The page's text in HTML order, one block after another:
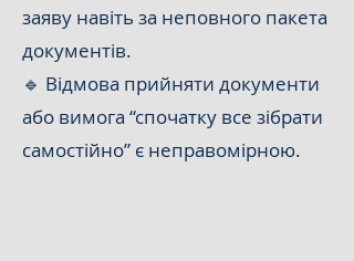
заяву навіть за неповного пакета
документів.
🔹 Відмова прийняти документи
або вимога “спочатку все зібрати
самостійно” є неправомірною.